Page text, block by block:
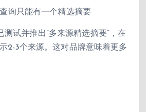
询只能有一个精选摘要
测试并推出”多来源精选摘要”，在
2-3个来源。这对品牌意味着更多